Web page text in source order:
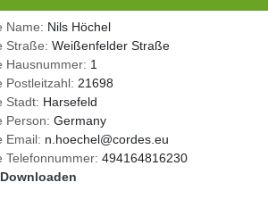
Name: Nils Höchel
Straße: Weißenfelder Straße
Hausnummer: 1
Postleitzahl: 21698
Stadt: Harsefeld
Person: Germany
Email: n.hoechel@cordes.eu
Telefonnummer: 494164816230
Downloaden